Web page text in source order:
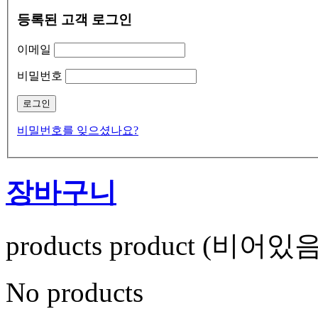
등록된 고객 로그인
이메일
비밀번호
비밀번호를 잊으셨나요?
장바구니
products product (비어있
No products